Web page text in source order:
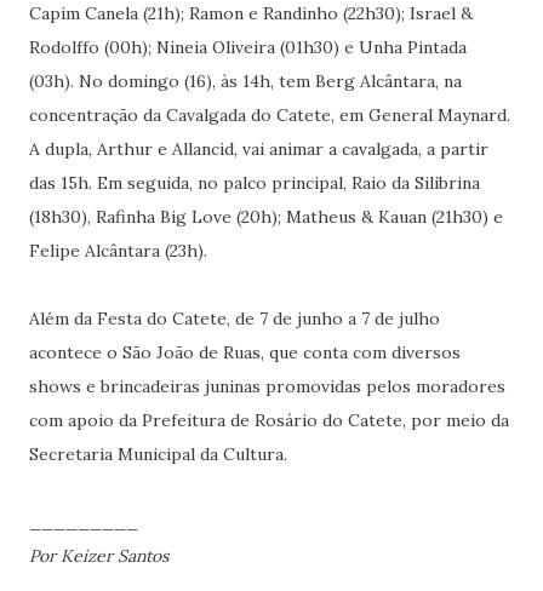
Capim Canela (21h); Ramon e Randinho (22h30); Israel &
Rodolffo (00h); Nineia Oliveira (01h30) e Unha Pintada
(03h). No domingo (16), às 14h, tem Berg Alcântara, na
concentração da Cavalgada do Catete, em General Maynard.
A dupla, Arthur e Allancid, vai animar a cavalgada, a partir
das 15h. Em seguida, no palco principal, Raio da Silibrina
(18h30), Rafinha Big Love (20h); Matheus & Kauan (21h30) e
Felipe Alcântara (23h).
Além da Festa do Catete, de 7 de junho a 7 de julho
acontece o São João de Ruas, que conta com diversos
shows e brincadeiras juninas promovidas pelos moradores
com apoio da Prefeitura de Rosário do Catete, por meio da
Secretaria Municipal da Cultura.
Por Keizer Santos